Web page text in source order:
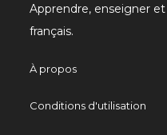
Apprendre, enseigner et
français.
À propos
Conditions d'utilisation